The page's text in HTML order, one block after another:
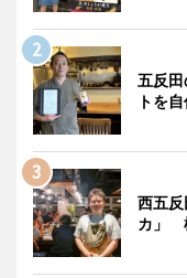
五反
トを
西五
カ」